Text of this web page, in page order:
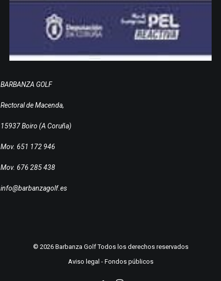
BARBANZA GOLF
Rectoral de Macenda,
15937 Boiro (A Coruña)
Mov. 651 172 946
Mov. 676 285 438
info@barbanzagolf.es
© 2026 Barbanza Golf Todos los derechos reservados
Aviso legal - Fondos públicos